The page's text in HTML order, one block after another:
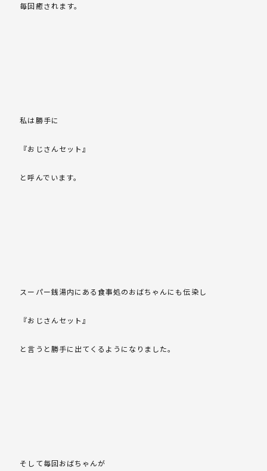
毎回癒されます。
私は勝手に
『おじさんセット』
と呼んでいます。
スーパー銭湯内にある食事処のおばちゃんにも伝染し
『おじさんセット』
と言うと勝手に出てくるようになりました。
そして毎回おばちゃんが